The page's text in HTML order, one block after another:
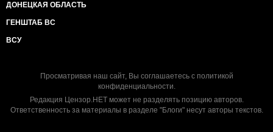
ДОНЕЦКАЯ ОБЛАСТЬ
ГЕНШТАБ ВС
ВСУ
Просматривая наш сайт, Вы соглашаетесь с политикой
конфиденциальности.
Редакция Цензор.НЕТ может не разделять позицию авторов.
Ответственность за материалы в разделе "Блоги" несут авторы текстов.